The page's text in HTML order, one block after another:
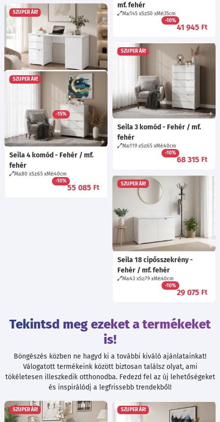
mf. fehér
Ma:145 Sz:50 Mé:35cm
-10%
41 945 Ft
SZUPER ÁR!
Seila 15 íróasztal - Fehér / mf.
-15%
84 495Ft
SZUPER ÁR!
Seila 3 komód - Fehér / mf.
fehér
Ma:119 Sz:65 Mé:40cm
-10%
68 315 Ft
SZUPER ÁR!
Seila 4 komód - Fehér / mf.
fehér
Ma:80 Sz:65 Mé:40cm
-10%
55 085 Ft SZUPER ÁR!
Seila 18 cipősszekrény -
Fehér / mf. fehér
Ma:43 Sz:79 Mé:40cm
-10%
29 075 Ft
Tekintsd meg ezeket a termékeket
is!
Böngészés közben ne hagyd ki a további kiváló ajánlatainkat!
Válogatott termékeink között biztosan találsz olyat, ami
tökéletesen illeszkedik otthonodba. Fedezd fel az új lehetőségeket
és inspirálódj a legfrissebb trendekből!
SZUPER ÁR! SZUPER ÁR!